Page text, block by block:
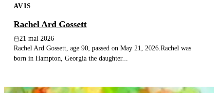
AVIS
Rachel Ard Gossett
21 mai 2026
Rachel Ard Gossett, age 90, passed on May 21, 2026.Rachel was
born in Hampton, Georgia the daughter...